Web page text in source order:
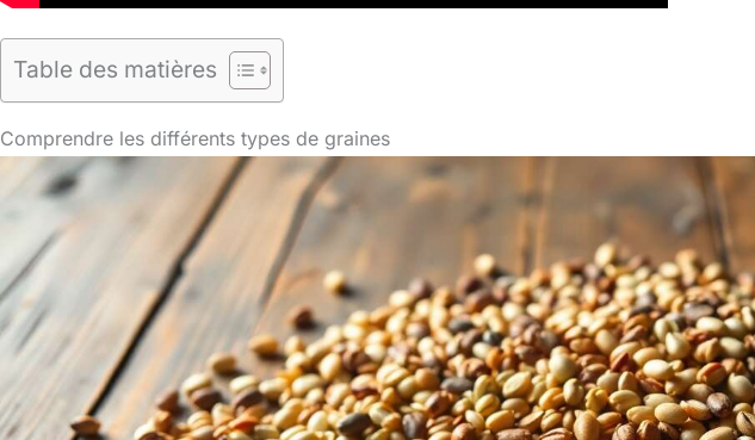
Table des matières
Comprendre les différents types de graines